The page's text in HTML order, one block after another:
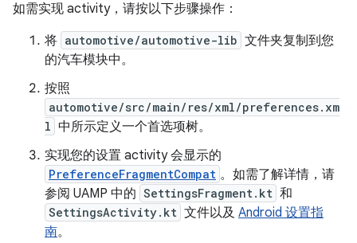
如需实现 activity，请按以下步骤操作：
将 automotive/automotive-lib 文件夹复制到您
的汽车模块中。
按照
automotive/src/main/res/xml/preferences.xm
l 中所示定义一个首选项树。
实现您的设置 activity 会显示的
PreferenceFragmentCompat 。如需了解详情，请
参阅 UAMP 中的 SettingsFragment.kt 和
SettingsActivity.kt 文件以及 Android 设置指
南。